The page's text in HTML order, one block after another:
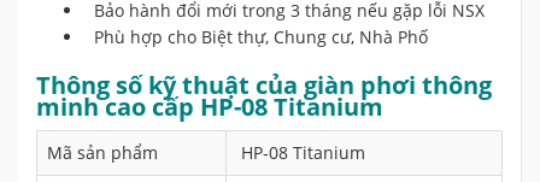
Bảo hành đổi mới trong 3 tháng nếu gặp lỗi NSX
Phù hợp cho Biệt thự, Chung cư, Nhà Phố
Thông số kỹ thuật của giàn phơi thông
minh cao cấp HP-08 Titanium
Mã sản phẩm
HP-08 Titanium